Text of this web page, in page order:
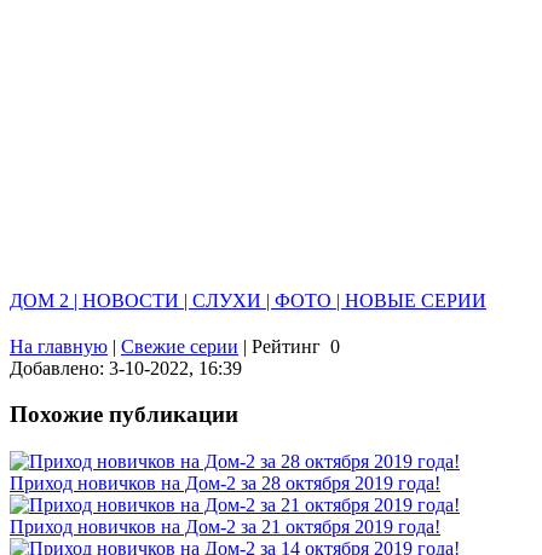
ДОМ 2 | НОВОСТИ | СЛУХИ | ФОТО | НОВЫЕ СЕРИИ
На главную | Свежие серии | Рейтинг 0
Добавлено: 3-10-2022, 16:39
Похожие публикации
Приход новичков на Дом-2 за 28 октября 2019 года!
Приход новичков на Дом-2 за 21 октября 2019 года!